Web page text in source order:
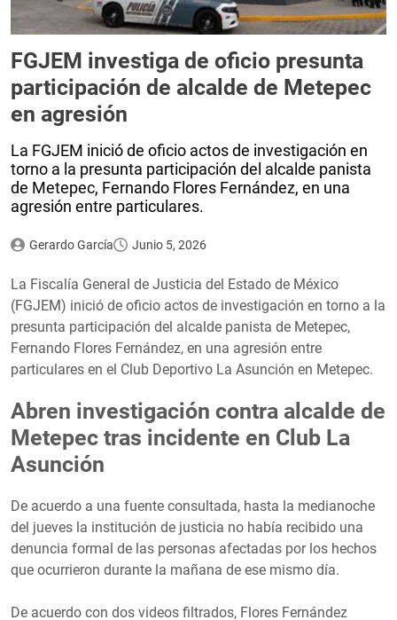
FGJEM investiga de oficio presunta
participación de alcalde de Metepec
en agresión
La FGJEM inició de oficio actos de investigación en
torno a la presunta participación del alcalde panista
de Metepec, Fernando Flores Fernández, en una
agresión entre particulares.
Gerardo García Junio 5, 2026
La Fiscalía General de Justicia del Estado de México
(FGJEM) inició de oficio actos de investigación en torno a la
presunta participación del alcalde panista de Metepec,
Fernando Flores Fernández, en una agresión entre
particulares en el Club Deportivo La Asunción en Metepec.
Abren investigación contra alcalde de
Metepec tras incidente en Club La
Asunción
De acuerdo a una fuente consultada, hasta la medianoche
del jueves la institución de justicia no había recibido una
denuncia formal de las personas afectadas por los hechos
que ocurrieron durante la mañana de ese mismo día.
De acuerdo con dos videos filtrados, Flores Fernández